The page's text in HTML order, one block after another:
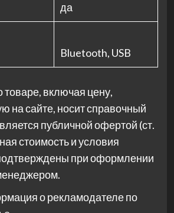
да
Bluetooth, USB
включая цену,
на сайте, носит справочный
публичной офертой (ст.
стоимость и условия
при оформлении
о рекламодателе по